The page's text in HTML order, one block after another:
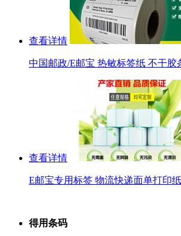
查看详情
中国邮政/E邮宝 热敏标签纸 不干胶
查看详情
E邮宝专用标签 物流快递面单打印
得用条码